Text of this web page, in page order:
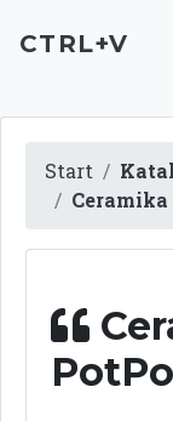
CTRL+V
Start